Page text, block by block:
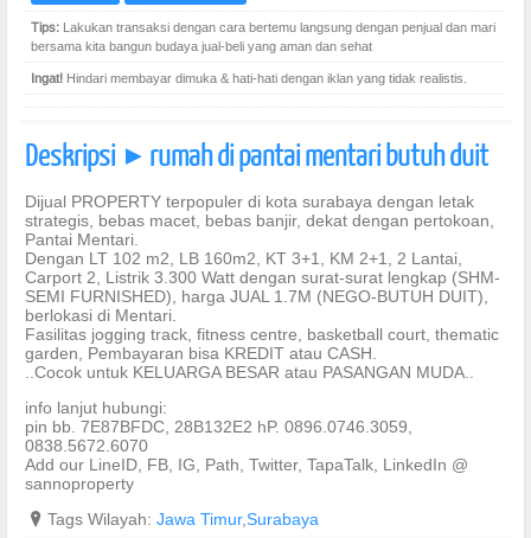
Tips: Lakukan transaksi dengan cara bertemu langsung dengan penjual dan mari
bersama kita bangun budaya jual-beli yang aman dan sehat
Ingat! Hindari membayar dimuka & hati-hati dengan iklan yang tidak realistis.
Deskripsi ] rumah di pantai mentari butuh duit
Dijual PROPERTY terpopuler di kota surabaya dengan letak
strategis, bebas macet, bebas banjir, dekat dengan pertokoan,
Pantai Mentari.
Dengan LT 102 m2, LB 160m2, KT 3+1, KM 2+1, 2 Lantai,
Carport 2, Listrik 3.300 Watt dengan surat-surat lengkap (SHM-
SEMI FURNISHED), harga JUAL 1.7M (NEGO-BUTUH DUIT),
berlokasi di Mentari.
Fasilitas jogging track, fitness centre, basketball court, thematic
garden, Pembayaran bisa KREDIT atau CASH.
..Cocok untuk KELUARGA BESAR atau PASANGAN MUDA..
info lanjut hubungi:
pin bb. 7E87BFDC, 28B132E2 hP. 0896.0746.3059,
0838.5672.6070
Add our LineID, FB, IG, Path, Twitter, TapaTalk, LinkedIn @
sannoproperty
? Tags Wilayah: Jawa Timur,Surabaya